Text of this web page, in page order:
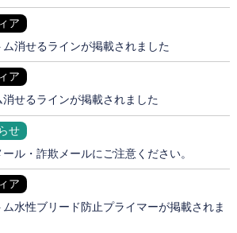
ア
消せるラインが掲載されました
ア
せるラインが掲載されました
せ
ル・詐欺メールにご注意ください。
ア
水性ブリード防止プライマーが掲載されま